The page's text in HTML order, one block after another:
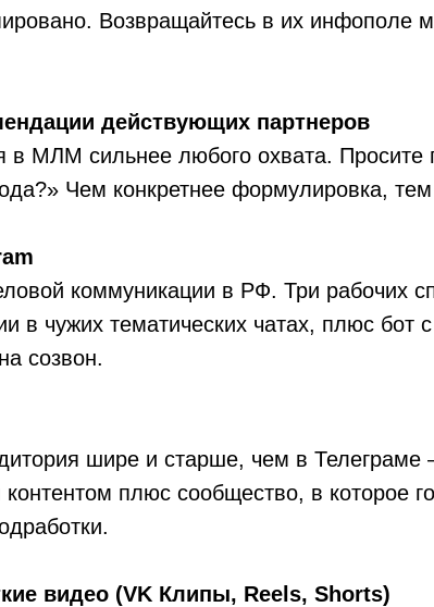
Возвращайтесь в их инфополе
действующих партнеров
в МЛМ сильнее любого охвата. Просите
Чем конкретнее формулировка,
коммуникации в РФ. Три рабочих
в чужих тематических чатах, плюс бот
созвон.
шире и старше, чем в
контентом плюс сообщество, в которое
видео (VK Клипы, Reels, Shorts)